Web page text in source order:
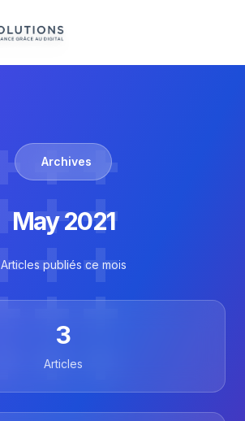
Archives
May 2021
Articles publiés ce mois
3
Articles